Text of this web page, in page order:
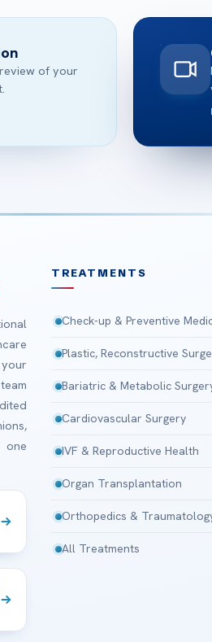
of your
one
TREATMENTS
Check-up & Preventive
Plastic, Reconstructive
Bariatric & Metabolic
Cardiovascular Surgery
IVF & Reproductive Health
Organ Transplantation
Orthopedics &
All Treatments